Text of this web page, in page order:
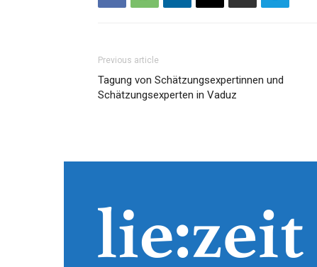
Previous article
Tagung von Schätzungsexpertinnen und
Schätzungsexperten in Vaduz